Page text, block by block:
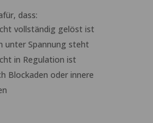
dass:
vollständig gelöst ist
unter Spannung steht
in Regulation ist
Blockaden oder innere